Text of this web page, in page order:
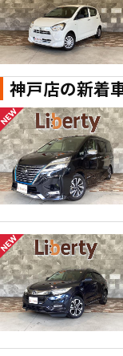
神戸店の新着